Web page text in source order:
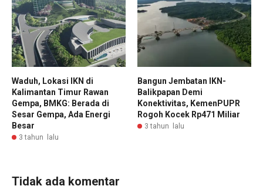
Waduh, Lokasi IKN di
Kalimantan Timur Rawan
Gempa, BMKG: Berada di
Sesar Gempa, Ada Energi
Besar
3 tahun lalu
Bangun Jembatan IKN-
Balikpapan Demi
Konektivitas, KemenPUPR
Rogoh Kocek Rp471 Miliar
3 tahun lalu
Tidak ada komentar